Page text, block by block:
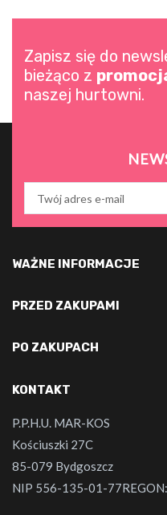
Zapisz się do
bieżąco z
naszej hurtowni.
WAŻNE INFORMACJE
PRZED ZAKUPAMI
PO ZAKUPACH
KONTAKT
P.P.H.U. MAR-KOS
Kościuszki 27C
85-079 Bydgoszcz
NIP 556-135-01-